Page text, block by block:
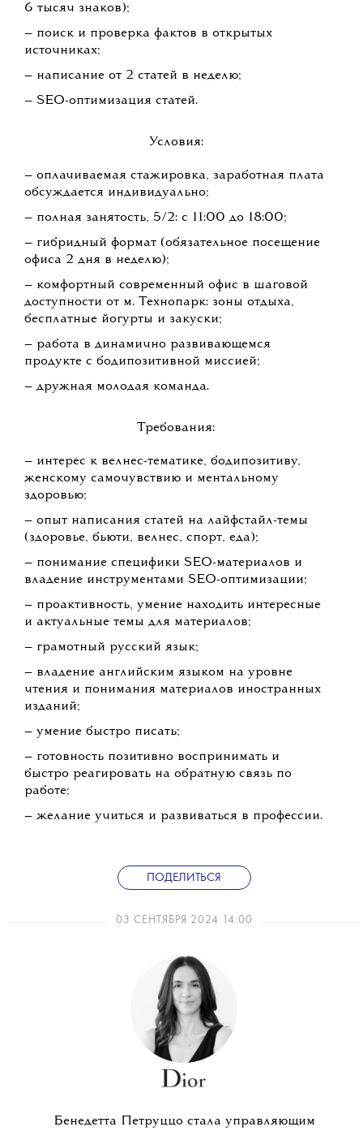
6 тысяч знаков);
— поиск и проверка фактов в открытых
источниках;
— написание от 2 статей в неделю;
— SEO-оптимизация статей.
Условия:
— оплачиваемая стажировка, заработная плата
обсуждается индивидуально;
— полная занятость, 5/2: с 11:00 до 18:00;
— гибридный формат (обязательное посещение
офиса 2 дня в неделю);
— комфортный современный офис в шаговой
доступности от м. Технопарк: зоны отдыха,
бесплатные йогурты и закуски;
— работа в динамично развивающемся
продукте с бодипозитивной миссией;
— дружная молодая команда.
Требования:
— интерес к велнес-тематике, бодипозитиву,
женскому самочувствию и ментальному
здоровью;
— опыт написания статей на лайфстайл-темы
(здоровье, бьюти, велнес, спорт, еда);
— понимание специфики SEO-материалов и
владение инструментами SEO-оптимизации;
— проактивность, умение находить интересные
и актуальные темы для материалов;
— грамотный русский язык;
— владение английским языком на уровне
чтения и понимания материалов иностранных
изданий;
— умение быстро писать;
— готовность позитивно воспринимать и
быстро реагировать на обратную связь по
работе;
— желание учиться и развиваться в профессии.
ПОДЕЛИТЬСЯ
03 СЕНТЯБРЯ 2024 14:00
Бенедетта Петруццо стала управляющим